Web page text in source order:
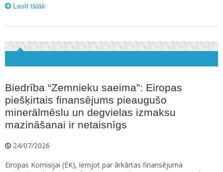
Lasīt tālāk
Biedrība “Zemnieku saeima”: Eiropas
piešķirtais finansējums pieaugušo
minerālmēslu un degvielas izmaksu
mazināšanai ir netaisnīgs
24/07/2026
Eiropas Komisijai (EK), lemjot par ārkārtas finansējuma